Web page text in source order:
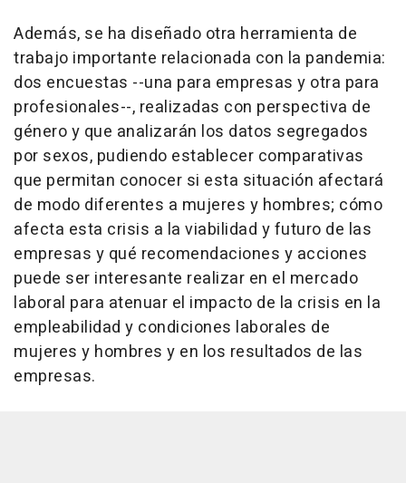
Además, se ha diseñado otra herramienta de
trabajo importante relacionada con la pandemia:
dos encuestas --una para empresas y otra para
profesionales--, realizadas con perspectiva de
género y que analizarán los datos segregados
por sexos, pudiendo establecer comparativas
que permitan conocer si esta situación afectará
de modo diferentes a mujeres y hombres; cómo
afecta esta crisis a la viabilidad y futuro de las
empresas y qué recomendaciones y acciones
puede ser interesante realizar en el mercado
laboral para atenuar el impacto de la crisis en la
empleabilidad y condiciones laborales de
mujeres y hombres y en los resultados de las
empresas.